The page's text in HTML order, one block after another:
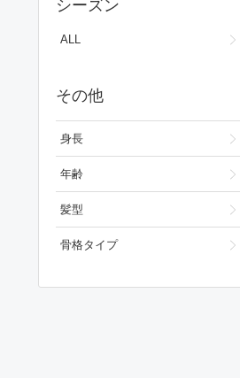
バッグ
ベースメイク
シーズン
ALL
その他
身長
年齢
髪型
骨格タイプ